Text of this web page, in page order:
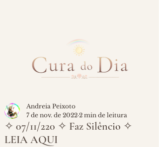
✧ 07/11/220 ✧ Faz Silêncio ✧
LEIA AQUI
Andreia Peixoto
7 de nov. de 2022 2 min de leitura